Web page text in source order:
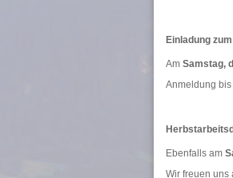
Einladung
Am Samstag,
Anmeldung
Ebenfalls am
Wir freuen uns